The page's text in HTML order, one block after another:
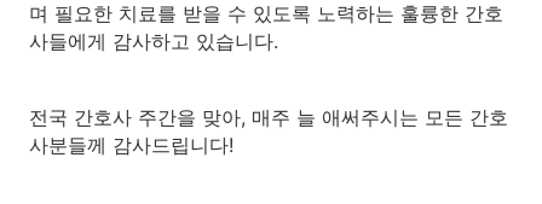
며 필요한 치료를 받을 수 있도록 노력하는 훌륭한 간호
사들에게 감사하고 있습니다.
전국 간호사 주간을 맞아, 매주 늘 애써주시는 모든 간호
사분들께 감사드립니다!